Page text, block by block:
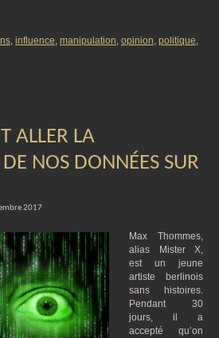
, influence, manipulation, opinion, politique,
ALLER LA
NOS DONNÉES SUR
2017
Max Thommes,
alias Mister X,
est un jeune
artiste berlinois
sans histoires.
Pendant 30
jours, il a
accepté qu’on